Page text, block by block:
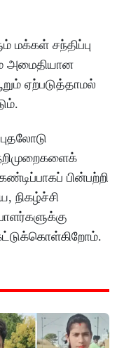
சந்திப்பு
அமைதியான
ஏற்படுத்தாமல்
பின்பற்றி
நிகழ்ச்சி